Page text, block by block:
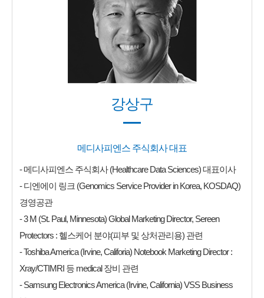
강상구
메디사피엔스 주식회사 대표
- 메디사피엔스 주식회사 (Healthcare Data Sciences) 대표이사
- 디엔에이 링크 (Genomics Service Provider in Korea, KOSDAQ)
경영공관
- 3 M (St. Paul, Minnesota) Global Marketing Director, Sereen
Protectors : 헬스케어 분야(피부 및 상처관리용) 관련
- Toshiba America (Irvine, Califoria) Notebook Marketing Director :
Xray/CTIMRI 등 medical 장비 관련
- Samsung Electronics America (Irvine, California) VSS Business